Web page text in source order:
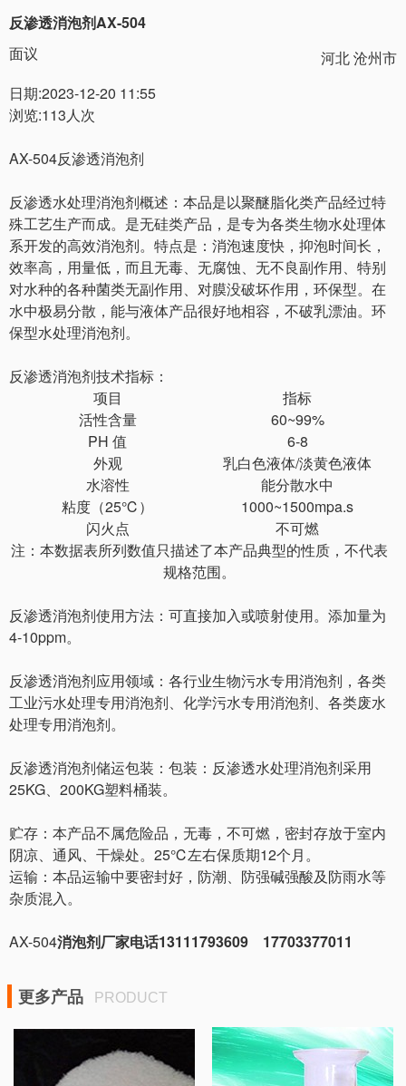
反渗透消泡剂AX-504
面议
河北 沧州市
日期:2023-12-20 11:55
浏览:113人次
AX-504反渗透消泡剂
反渗透水处理消泡剂概述： 本品是以聚醚脂化类产品经过特
殊工艺生产而成。是无硅类产品，是专为各类生物水处理体
系开发的高效消泡剂。特点是：消泡速度快，抑泡时间长，
效率高，用量低，而且无毒、无腐蚀、无不良副作用、特别
对水种的各种菌类无副作用、对膜没破坏作用，环保型。在
水中极易分散，能与液体产品很好地相容，不破乳漂油。环
保型水处理消泡剂。
反渗透消泡剂技术指标：
项目
指标
活性含量
60~99%
PH 值
6-8
外观
乳白色液体/淡黄色液体
水溶性
能分散水中
粘度（25℃）
1000~1500mpa.s
闪火点
不可燃
注：本数据表所列数值只描述了本产品典型的性质，不代表
规格范围。
反渗透消泡剂使用方法： 可直接加入或喷射使用。添加量为
4-10ppm。
反渗透消泡剂应用领域： 各行业生物污水专用消泡剂，各类
工业污水处理专用消泡剂、化学污水专用消泡剂、各类废水
处理专用消泡剂。
反渗透消泡剂储运包装： 包装：反渗透水处理消泡剂采用
25KG、200KG塑料桶装。
贮存： 本产品不属危险品，无毒，不可燃，密封存放于室内
阴凉、通风、干燥处。 25℃左右保质期12个月。
运输：本品运输中要密封好，防潮、防强碱强酸及防雨水等
杂质混入。
AX-504消泡剂厂家电话13111793609 17703377011
更多产品 PRODUCT